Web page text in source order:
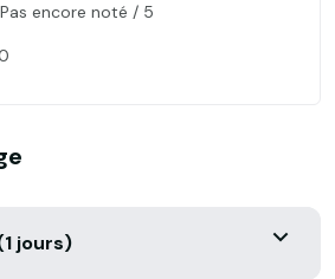
encore noté / 5
jours)